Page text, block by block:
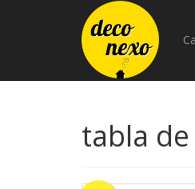
tabla